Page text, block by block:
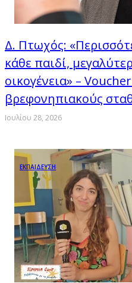
Δ. Πτωχός:
κάθε παιδί,
οικογένεια» –
βρεφονηπιακούς
Ιουλίου 28, 2026
ΕΚΠΑΙΔΕΥΣΗ